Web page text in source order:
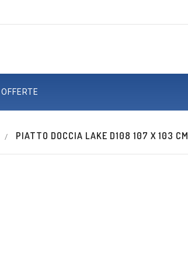
OFFERTE
PIATTO DOCCIA LAKE D108 107 X 103 CM